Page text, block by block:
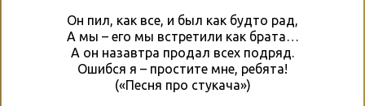
Он пил, как все, и был как будто рад,
А мы – его мы встретили как брата…
А он назавтра продал всех подряд.
Ошибся я – простите мне, ребята!
(«Песня про стукача»)